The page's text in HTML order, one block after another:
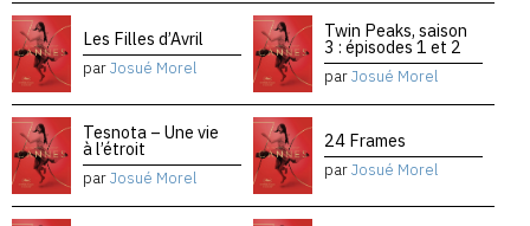
Les Filles d’Avril
parJosué Morel
Twin Peaks, saison
3 : épisodes 1 et 2
parJosué Morel
Tesnota – Une vie
à l’étroit
parJosué Morel
24 Frames
parJosué Morel